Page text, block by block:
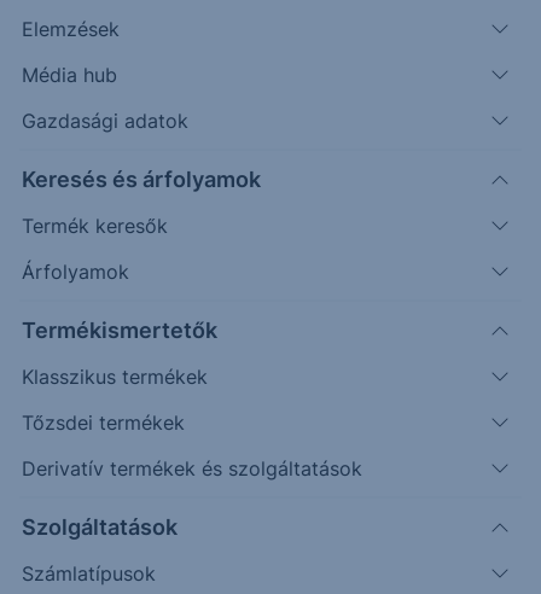
Elemzések
Média hub
Gazdasági adatok
Keresés és árfolyamok
Termék keresők
Árfolyamok
Termékismertetők
Klasszikus termékek
Tőzsdei termékek
Derivatív termékek és szolgáltatások
Szolgáltatások
Számlatípusok
Strukturált Értékpapírok
Magasabb hozam lehetősége egyedi
Védelmi mechanizmussal
rendelkező egyedi befektetési
lehetőséget keresel?